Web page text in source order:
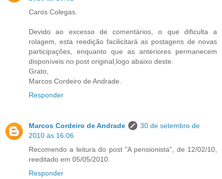
Caros Colegas.
Devido ao excesso de comentários, o que dificulta a
rolagem, esta reedição facilicitará as postagens de novas
participações, enquanto que as anteriores permanecem
disponíveis no post original,logo abaixo deste.
Grato,
Marcos Cordeiro de Andrade.
Responder
Marcos Cordeiro de Andrade
30 de setembro de
2010 às 16:06
Recomendo a leitura do post "A pensionista", de 12/02/10,
reeditado em 05/05/2010.
Responder